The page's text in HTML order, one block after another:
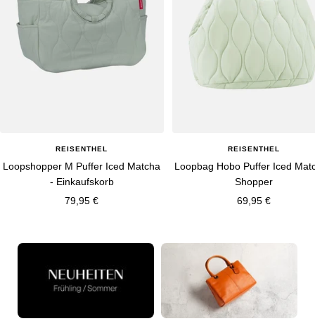
REISENTHEL
Loopshopper M Puffer Iced Matcha
- Einkaufskorb
Angebotspreis
79,95 €
REISENTHEL
Loopbag Hobo Puffer Iced
Shopper
Angebotspreis
69,95 €